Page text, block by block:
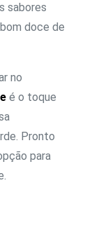
sabores
doce de
no
é o toque
Pronto
para